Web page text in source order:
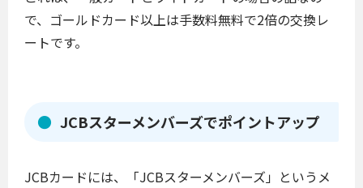
で、ゴールドカード以上は手数料無料で2倍の交換レ
ートです。
JCBスターメンバーズでポイントアップ
JCBカードには、「JCBスターメンバーズ」というメ